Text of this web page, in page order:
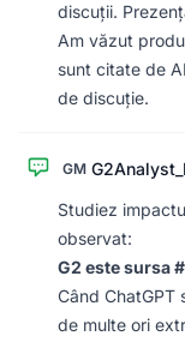
discuții.
Am văzut
sunt citate de
de discuție.
GM
Studiez
observat:
G2 este sursa
Când ChatGPT
de multe ori